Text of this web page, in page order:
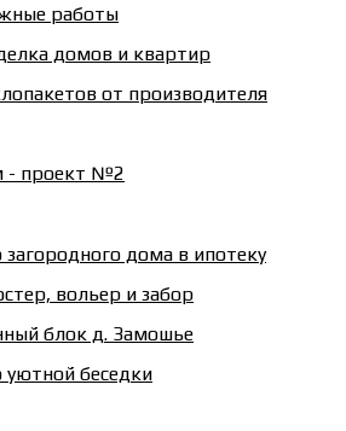
работы
домов и квартир
от производителя
- проект №2
дома в ипотеку
вольер и забор
блок д. Замошье
уютной беседки